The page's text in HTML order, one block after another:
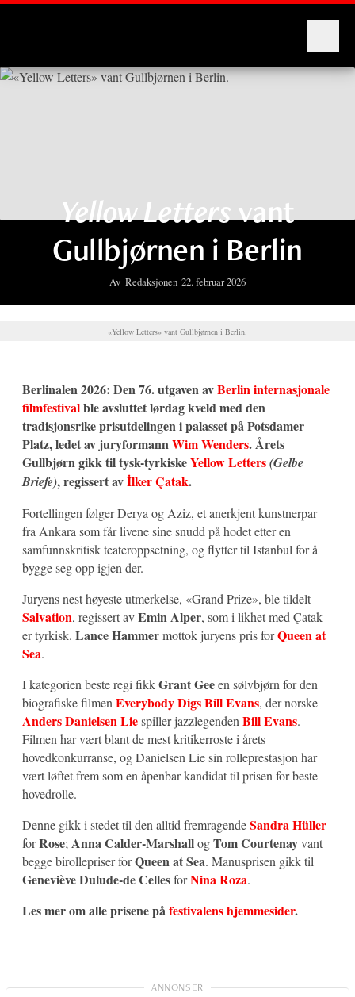
Yellow Lettersvant
Gullbjørnen i Berlin
Av Redaksjonen 22. februar 2026
«Yellow Letters» vant Gullbjørnen i Berlin.
Berlinalen 2026: Den 76. utgaven avBerlin internasjonale
filmfestivalble avsluttet lørdag kveld med den
tradisjonsrike prisutdelingen i palasset på Potsdamer
Platz, ledet av juryformannWim Wenders. Årets
Gullbjørn gikk til tysk-tyrkiskeYellow Letters(Gelbe
Briefe), regissert avİlker Çatak.
Fortellingen følger Derya og Aziz, et anerkjent kunstnerpar
fra Ankara som får livene sine snudd på hodet etter en
samfunnskritisk teateroppsetning, og flytter til Istanbul for å
bygge seg opp igjen der.
Juryens nest høyeste utmerkelse, «Grand Prize», ble tildelt
Salvation, regissert avEmin Alper, som i likhet med Çatak
er tyrkisk. Lance Hammermottok juryens pris forQueen at
Sea.
I kategorien beste regi fikkGrant Geeen sølvbjørn for den
biografiske filmen Everybody Digs Bill Evans, der norske
Anders Danielsen Liespiller jazzlegenden Bill Evans.
Filmen har vært blant de mest kritikerroste i årets
hovedkonkurranse, og Danielsen Lie sin rolleprestasjon har
vært løftet frem som en åpenbar kandidat til prisen for beste
hovedrolle.
Denne gikk i stedet til den alltid fremragendeSandra Hüller
forRose; Anna Calder‑MarshallogTom Courtenayvant
begge birollepriser forQueen at Sea. Manusprisen gikk til
Geneviève Dulude‑de CellesforNina Roza.
Les mer om alle prisene påfestivalens hjemmesider.